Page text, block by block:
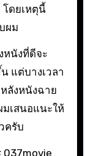
โดยเหตุนี้
ผม
หนังที่ดีจะ
แต่บางเวลา
ลังหนังฉาย
เสนอแนะให้
ครับ
037movie